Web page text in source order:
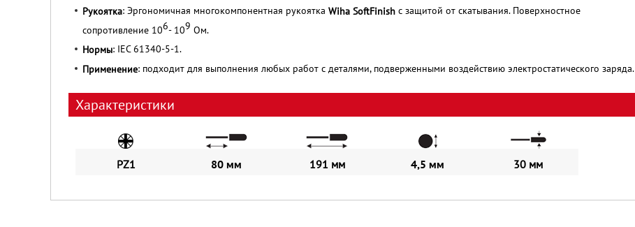
Рукоятка: Эргономичная многокомпонентная рукоятка Wiha SoftFinish с защитой от скатывания. Поверхностное
сопротивление 106- 109 Ом.
Нормы: IEC 61340-5-1.
Применение: подходит для выполнения любых работ с деталями, подверженными воздействию электростатического заряда.
Характеристики
PZ1 80 мм 191 мм 4,5 мм 30 мм